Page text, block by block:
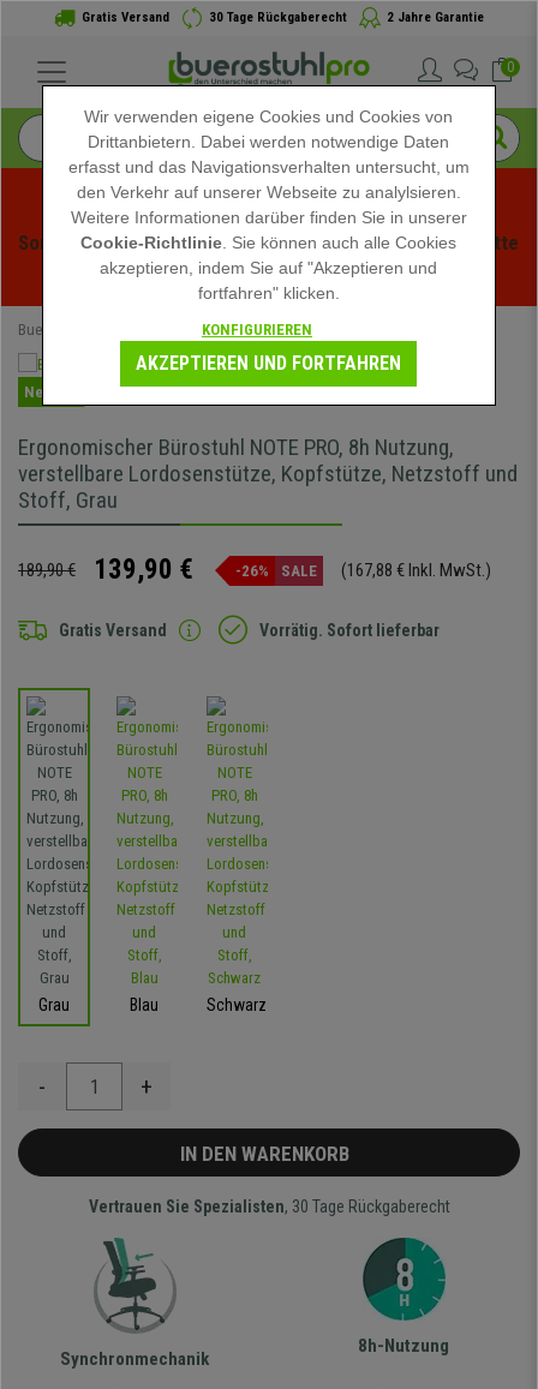
Gratis Versand 30 Tage Rückgaberecht 2 Jahre Garantie
0
Sommerschlussverauf bei buerstuhlpro! Exklusive Rabatte
für kurze Zeit - Aktion ansehen -
Buerostuhlpro
Neuheit
Ergonomischer Bürostuhl NOTE PRO, 8h Nutzung,
verstellbare Lordosenstütze, Kopfstütze, Netzstoff und
Stoff, Grau
189,90 € 139,90 € -26% SALE (167,88 € Inkl. MwSt.)
Gratis Versand Vorrätig. Sofort lieferbar
Grau Blau Schwarz
- +
IN DEN WARENKORB
Vertrauen Sie Spezialisten, 30 Tage Rückgaberecht
Synchronmechanik
8h-Nutzung
Wir verwenden eigene Cookies und Cookies von
Drittanbietern. Dabei werden notwendige Daten
erfasst und das Navigationsverhalten untersucht, um
den Verkehr auf unserer Webseite zu analylsieren.
Weitere Informationen darüber finden Sie in unserer
Cookie-Richtlinie . Sie können auch alle Cookies
akzeptieren, indem Sie auf "Akzeptieren und
fortfahren" klicken.
KONFIGURIEREN
AKZEPTIEREN UND FORTFAHREN